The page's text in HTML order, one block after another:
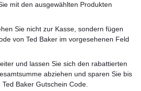
mit den ausgewählten Produkten
Sie nicht zur Kasse, sondern fügen
von Ted Baker im vorgesehenen Feld
und lassen Sie sich den rabattierten
abziehen und sparen Sie bis
Baker Gutschein Code.